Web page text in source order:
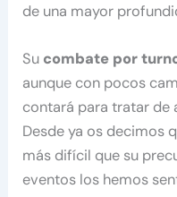
de una mayor
Su combate por
aunque con pocos
contará para tratar de
Desde ya os decimos
más difícil que su
eventos los hemos